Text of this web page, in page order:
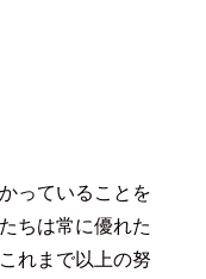
っていることを
ちは常に優れた
れまで以上の努